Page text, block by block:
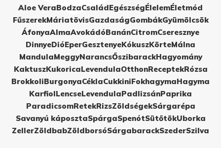
Aloe VeraBodzaCsaládEgészségÉlelemÉletmód
FűszerekMáriatövisGazdaságGombákGyümölcsök
ÁfonyaAlmaAvokádóBanánCitromCseresznye
DinnyeDióEperGesztenyeKókuszKörteMálna
MandulaMeggyNarancsŐszibarackHagyomány
KaktuszKukoricaLevendulaOtthonReceptekRózsa
BrokkoliBurgonyaCéklaCukkiniFokhagymaHagyma
KarfiolLencseLevendulaPadlizsánPaprika
ParadicsomRetekRizsZöldségekSárgarépa
Savanyú káposztaSpárgaSpenótSütőtökUborka
ZellerZöldbabZöldborsóSárgabarackSzederSzilva